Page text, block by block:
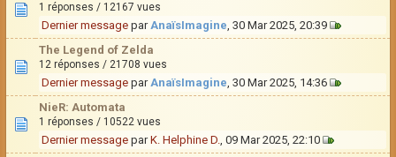
1 réponses / 12167 vues
Dernier message parAnaïsImagine, 30 Mar 2025, 20:39
The Legend of Zelda
12 réponses / 21708 vues
Dernier message parAnaïsImagine, 30 Mar 2025, 14:36
NieR: Automata
1 réponses / 10522 vues
Dernier message parK. Helphine D., 09 Mar 2025, 22:10